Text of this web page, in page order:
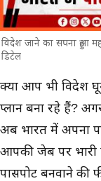
विदेश जाने का सपना हुआ
डिटेल
मुख्य समाचार
क्या आप भी विदेश
प्लान बना रहे हैं?
अब भारत में अपना
आपकी जेब पर भारी
पासपोर्ट बनवाने